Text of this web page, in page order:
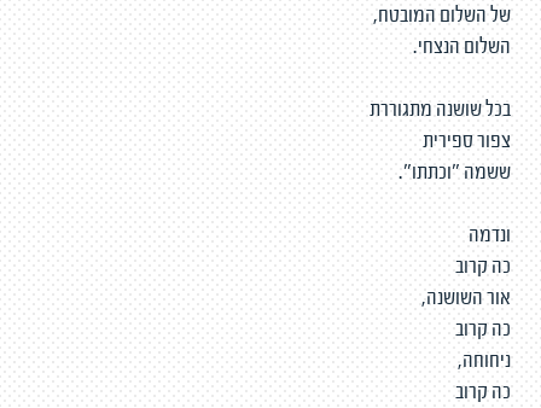
של השלום המובטח,
השלום הנצחי.
בכל שושנה מתגוררת
צפור ספירית
ששמה "וכתתו".
ונדמה
כה קרוב
אור השושנה,
כה קרוב
ניחוחה,
כה קרוב